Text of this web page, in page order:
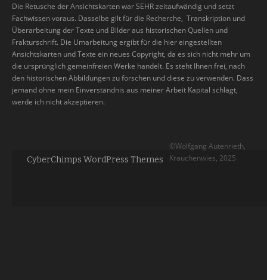
Die Retusche der Ansichtskarten war SEHR zeitaufwändig und setzt
Fachwissen voraus. Dasselbe gilt für die Recherche, Transkription und
Überarbeitung der Texte und Bilder aus historischen Quellen und
Frakturschrift. Die Umarbeitung ergibt für die hier eingestellten
Ansichtskarten und Texte ein neues Copyright, da es sich nicht mehr um
die ursprünglich gemeinfreien Werke handelt. Es steht Ihnen frei, nach
den historischen Abbildungen zu forschen und diese zu verwenden. Dass
jemand ohne mein Einverständnis aus meiner Arbeit Kapital schlägt,
werde ich nicht akzeptieren.
CyberChimps WordPress Themes
©Wolfgang Autenrieth,
Krauchenwies, 2025